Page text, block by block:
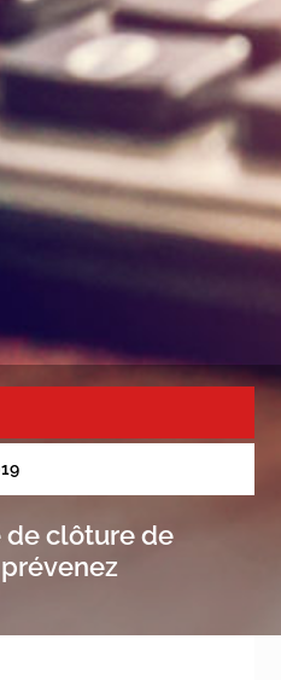
de clôture de